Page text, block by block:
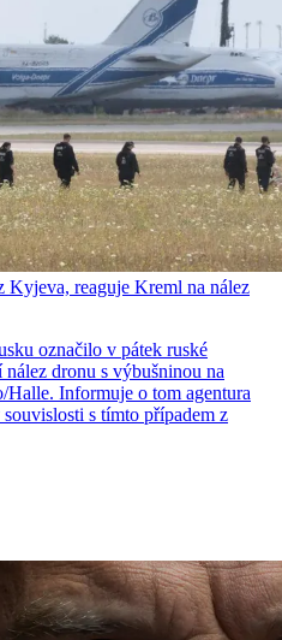
Kyjeva, reaguje Kreml na nález
označilo v pátek ruské
dronu s výbušninou na
Informuje o tom agentura
s tímto případem z